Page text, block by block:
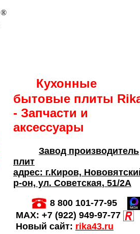
®
Кухонные
бытовые плиты
- Запчасти и
аксессуары
Завод производитель
плит
адрес: г.Киров,
р-он, ул. Советская, 51/2А
8 800 101-77-95
MAX: +7 (922) 949-97-77
Новый сайт: rika43.ru